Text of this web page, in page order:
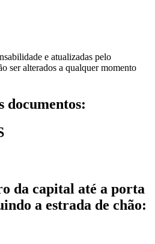
e atualizadas pelo
ser alterados a qualquer momento
documentos:
da capital até a porta
a estrada de chão: